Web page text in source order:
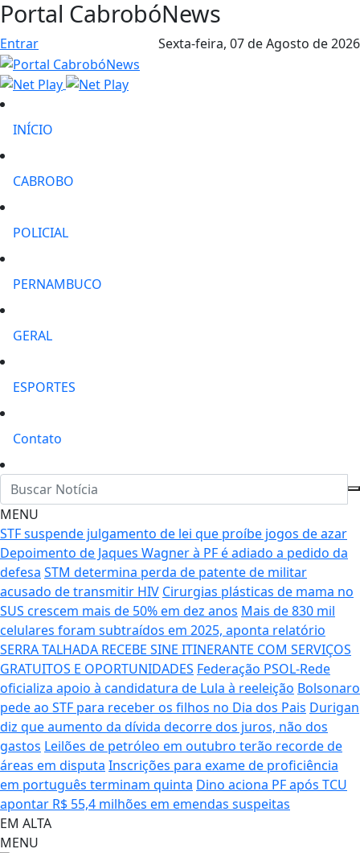
Portal CabrobóNews
Entrar Sexta-feira, 07 de Agosto de 2026
INÍCIO
CABROBO
POLICIAL
PERNAMBUCO
GERAL
ESPORTES
Contato
MENU
STF suspende julgamento de lei que proíbe jogos de azar
Depoimento de Jaques Wagner à PF é adiado a pedido da
defesa STM determina perda de patente de militar
acusado de transmitir HIV Cirurgias plásticas de mama no
SUS crescem mais de 50% em dez anos Mais de 830 mil
celulares foram subtraídos em 2025, aponta relatório
SERRA TALHADA RECEBE SINE ITINERANTE COM SERVIÇOS
GRATUITOS E OPORTUNIDADES Federação PSOL-Rede
oficializa apoio à candidatura de Lula à reeleição Bolsonaro
pede ao STF para receber os filhos no Dia dos Pais Durigan
diz que aumento da dívida decorre dos juros, não dos
gastos Leilões de petróleo em outubro terão recorde de
áreas em disputa Inscrições para exame de proficiência
em português terminam quinta Dino aciona PF após TCU
apontar R$ 55,4 milhões em emendas suspeitas
EM ALTA
MENU